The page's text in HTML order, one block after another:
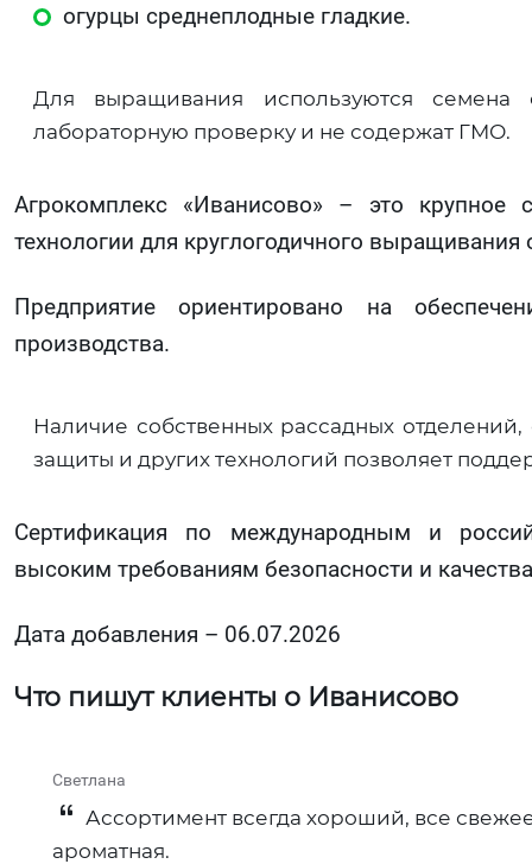
огурцы среднеплодные гладкие.
Для выращивания используются семена
лабораторную проверку и не содержат ГМО.
Агрокомплекс «Иванисово» – это крупное
технологии для круглогодичного
Предприятие ориентировано на
производства.
Наличие собственных рассадных
защиты и других технологий позволяет
Сертификация по международным и
высоким требованиям безопасности и
Дата добавления – 06.07.2026
Что пишут клиенты о Иванисово
Светлана
Ассортимент всегда хороший, все
ароматная.